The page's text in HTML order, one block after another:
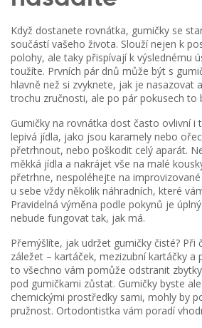
Když dostanete rovnátka, gumičky se
součástí vašeho života. Slouží nejen k
polohy, ale taky přispívají k výslednému
toužíte. Prvních pár dnů může být s
hlavně než si zvyknete, jak je nasazovat
trochu zručnosti, ale po pár pokusech to
Gumičky na rovnátka dost často ovlivní i
lepivá jídla, jako jsou karamely nebo
přetrhnout, nebo poškodit celý aparát.
měkká jídla a nakrájet vše na malé
přetrhne, nespoléhejte na
u sebe vždy několik náhradních, které
Pravidelná výměna podle pokynů je
nebude fungovat tak, jak má.
Přemýšlíte, jak udržet gumičky čisté? Při
záležet – kartáček, mezizubní kartáčky a
to všechno vám pomůže odstranit
pod gumičkami zůstat. Gumičky byste
chemickými prostředky sami, mohly by
pružnost. Ortodontistka vám poradí